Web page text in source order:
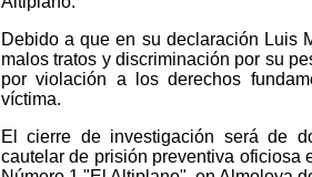
Debido a que en su declaración Luis
malos tratos y discriminación por su
por violación a los derechos
víctima.
El cierre de investigación será de
cautelar de prisión preventiva oficiosa